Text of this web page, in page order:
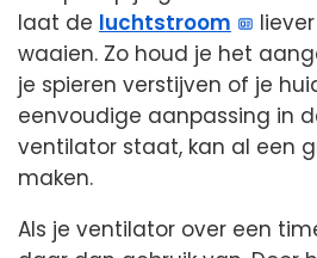
laat de luchtstroom
waaien. Zo houd je het
je spieren verstijven of je
eenvoudige aanpassing in
ventilator staat, kan al een
maken.
Als je ventilator over een